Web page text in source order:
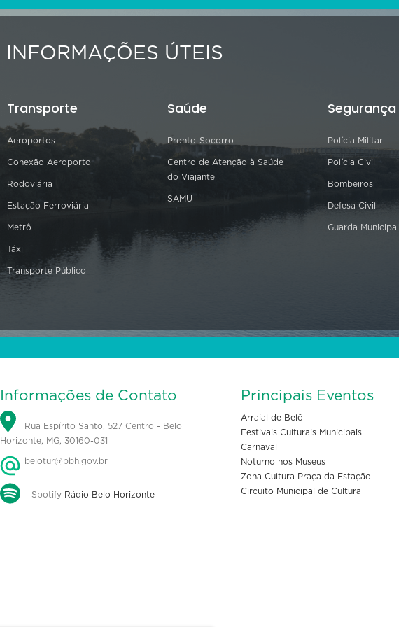
INFORMAÇÕES ÚTEIS
Transporte
Aeroportos
Conexão Aeroporto
Rodoviária
Estação Ferroviária
Metrô
Táxi
Transporte Público
Saúde
Pronto-Socorro
Centro de Atenção à Saúde
do Viajante
SAMU
Segurança
Polícia Militar
Polícia Civil
Bombeiros
Defesa Civil
Guarda Municipal
Informações de Contato
Rua Espírito Santo, 527 Centro - Belo
Horizonte, MG, 30160-031
belotur@pbh.gov.br
Spotify Rádio Belo Horizonte
Principais Eventos
Arraial de Belô
Festivais Culturais Municipais
Carnaval
Noturno nos Museus
Zona Cultura Praça da Estação
Circuito Municipal de Cultura